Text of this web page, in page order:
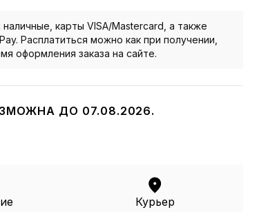
: наличные, карты VISA/Mastercard, а также
Расплатиться можно как при получении,
оформления заказа на сайте.
ДО 07.08.2026.
Курьер